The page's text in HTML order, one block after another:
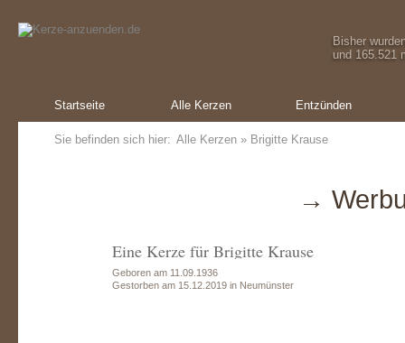
Bisher
und 165.521
Startseite Alle Kerzen Entzünden
Sie befinden sich hier: Alle Kerzen » Brigitte Krause
→
Eine Kerze für Brigitte Krause
Geboren am 11.09.1936
Gestorben am 15.12.2019 in Neumünster